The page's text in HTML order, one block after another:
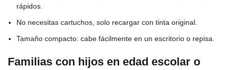
rápidos.
No necesitas cartuchos, solo recargar con tinta original.
Tamaño compacto: cabe fácilmente en un escritorio o repisa.
Familias con hijos en edad escolar o